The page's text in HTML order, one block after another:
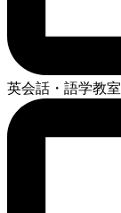
英会話・語学教室